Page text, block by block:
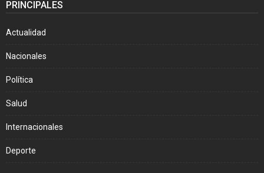
PRINCIPALES
Actualidad
Nacionales
Política
Salud
Internacionales
Deporte